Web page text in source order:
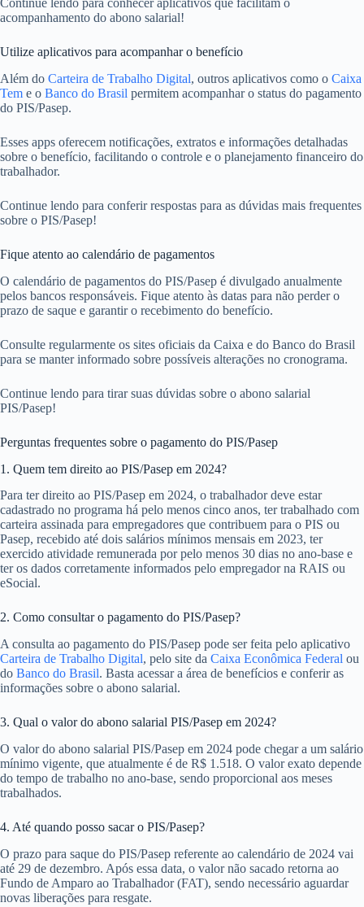
Continue lendo para conhecer aplicativos que facilitam o
acompanhamento do abono salarial!
Utilize aplicativos para acompanhar o benefício
Além do Carteira de Trabalho Digital, outros aplicativos como o Caixa
Tem e o Banco do Brasil permitem acompanhar o status do pagamento
do PIS/Pasep.
Esses apps oferecem notificações, extratos e informações detalhadas
sobre o benefício, facilitando o controle e o planejamento financeiro do
trabalhador.
Continue lendo para conferir respostas para as dúvidas mais frequentes
sobre o PIS/Pasep!
Fique atento ao calendário de pagamentos
O calendário de pagamentos do PIS/Pasep é divulgado anualmente
pelos bancos responsáveis. Fique atento às datas para não perder o
prazo de saque e garantir o recebimento do benefício.
Consulte regularmente os sites oficiais da Caixa e do Banco do Brasil
para se manter informado sobre possíveis alterações no cronograma.
Continue lendo para tirar suas dúvidas sobre o abono salarial
PIS/Pasep!
Perguntas frequentes sobre o pagamento do PIS/Pasep
1. Quem tem direito ao PIS/Pasep em 2024?
Para ter direito ao PIS/Pasep em 2024, o trabalhador deve estar
cadastrado no programa há pelo menos cinco anos, ter trabalhado com
carteira assinada para empregadores que contribuem para o PIS ou
Pasep, recebido até dois salários mínimos mensais em 2023, ter
exercido atividade remunerada por pelo menos 30 dias no ano-base e
ter os dados corretamente informados pelo empregador na RAIS ou
eSocial.
2. Como consultar o pagamento do PIS/Pasep?
A consulta ao pagamento do PIS/Pasep pode ser feita pelo aplicativo
Carteira de Trabalho Digital, pelo site da Caixa Econômica Federal ou
do Banco do Brasil. Basta acessar a área de benefícios e conferir as
informações sobre o abono salarial.
3. Qual o valor do abono salarial PIS/Pasep em 2024?
O valor do abono salarial PIS/Pasep em 2024 pode chegar a um salário
mínimo vigente, que atualmente é de R$ 1.518. O valor exato depende
do tempo de trabalho no ano-base, sendo proporcional aos meses
trabalhados.
4. Até quando posso sacar o PIS/Pasep?
O prazo para saque do PIS/Pasep referente ao calendário de 2024 vai
até 29 de dezembro. Após essa data, o valor não sacado retorna ao
Fundo de Amparo ao Trabalhador (FAT), sendo necessário aguardar
novas liberações para resgate.